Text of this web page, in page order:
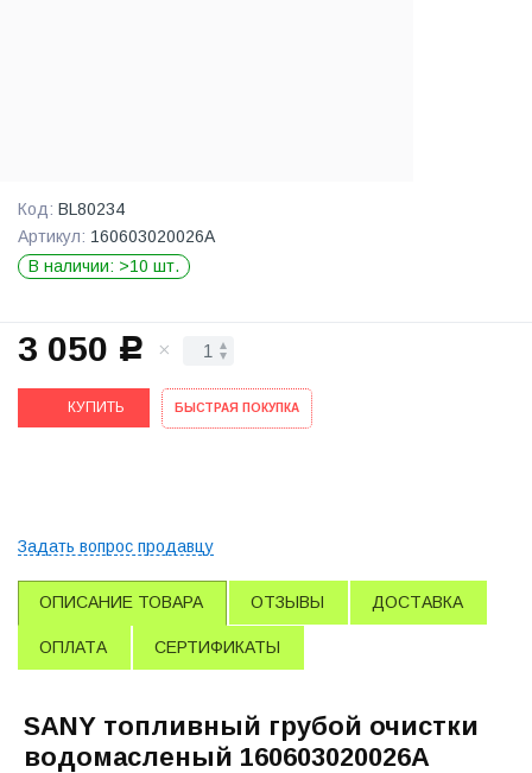
Код: BL80234
Артикул: 160603020026A
В наличии: >10 шт.
3 050 c
КУПИТЬ БЫСТРАЯ ПОКУПКА
Задать вопрос продавцу
ОПИСАНИЕ ТОВАРА ОТЗЫВЫ ДОСТАВКА
ОПЛАТА СЕРТИФИКАТЫ
SANY топливный грубой очистки
водомасленый 160603020026A